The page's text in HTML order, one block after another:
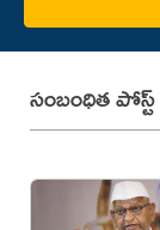
సంబంధిత పోస్ట్